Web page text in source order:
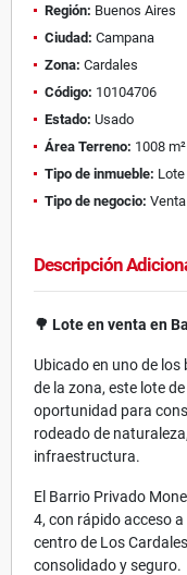
Región: Buenos Aires
Ciudad: Campana
Zona: Cardales
Código: 10104706
Estado: Usado
Área Terreno: 1008 m²
Tipo de inmueble:
Tipo de negocio: Venta
Descripción
🌳 Lote en venta en
Ubicado en uno de
de la zona, este lote de
oportunidad para
rodeado de
infraestructura.
El Barrio Privado
4, con rápido acceso
centro de Los
consolidado y seguro.